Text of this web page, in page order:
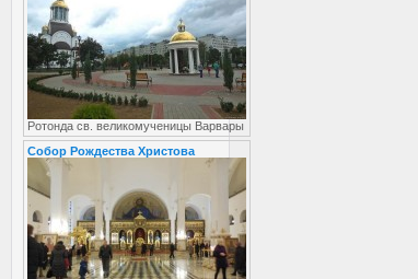
Ротонда св. великомученицы Варвары
Собор Рождества Христова